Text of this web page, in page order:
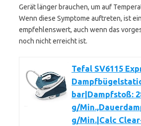
Gerät länger brauchen, um auf
Wenn diese Symptome auftreten, ist
empfehlenswert, auch wenn das
noch nicht erreicht ist.
Tefal SV6115
bar|Dampfstoß:
g/
g/Min.|Calc